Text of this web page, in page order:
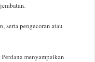
serta pengecoran atau
menyampaikan